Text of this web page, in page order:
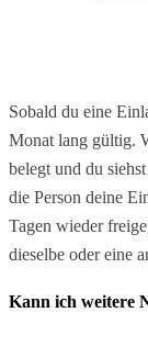
Sobald du eine
Monat lang gültig.
belegt und du
die Person deine
Tagen wieder
dieselbe oder eine
Kann ich weitere